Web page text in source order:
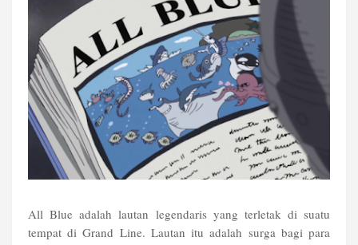
All Blue adalah lautan legendaris yang terletak di suatu
tempat di Grand Line. Lautan itu adalah surga bagi para